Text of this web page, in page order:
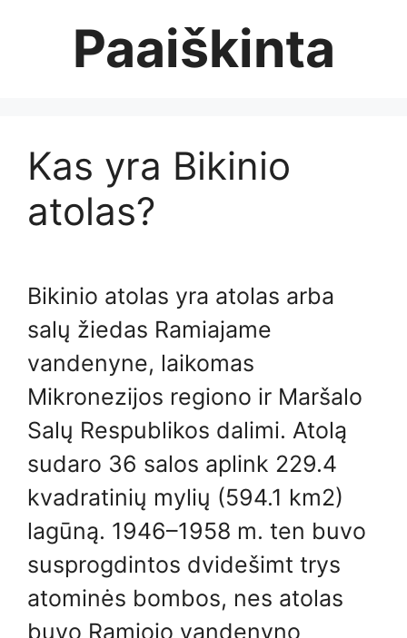
Paaiškinta
Kas yra Bikinio
atolas?
Bikinio atolas yra atolas arba
salų žiedas Ramiajame
vandenyne, laikomas
Mikronezijos regiono ir Maršalo
Salų Respublikos dalimi. Atolą
sudaro 36 salos aplink 229.4
kvadratinių mylių (594.1 km2)
lagūną. 1946–1958 m. ten buvo
susprogdintos dvidešimt trys
atominės bombos, nes atolas
buvo Ramiojo vandenyno